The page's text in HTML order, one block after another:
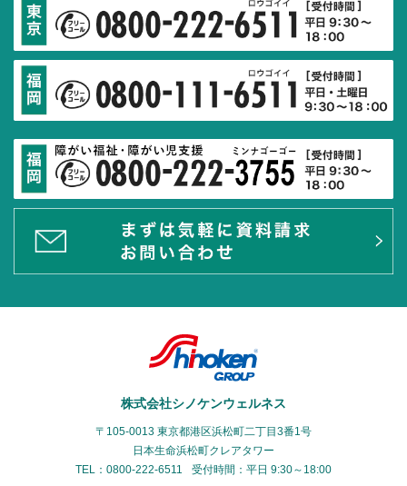
株式会社シノケンウェルネス
〒105-0013 東京都港区浜松町二丁目3番1号
日本生命浜松町クレアタワー
TEL：0800-222-6511
受付時間：平日 9:30～18:00